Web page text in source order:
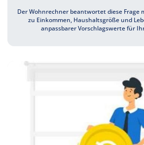
Der Wohnrechner beantwortet diese Frage
zu Einkommen, Haushaltsgröße und
anpassbarer Vorschlagswerte für